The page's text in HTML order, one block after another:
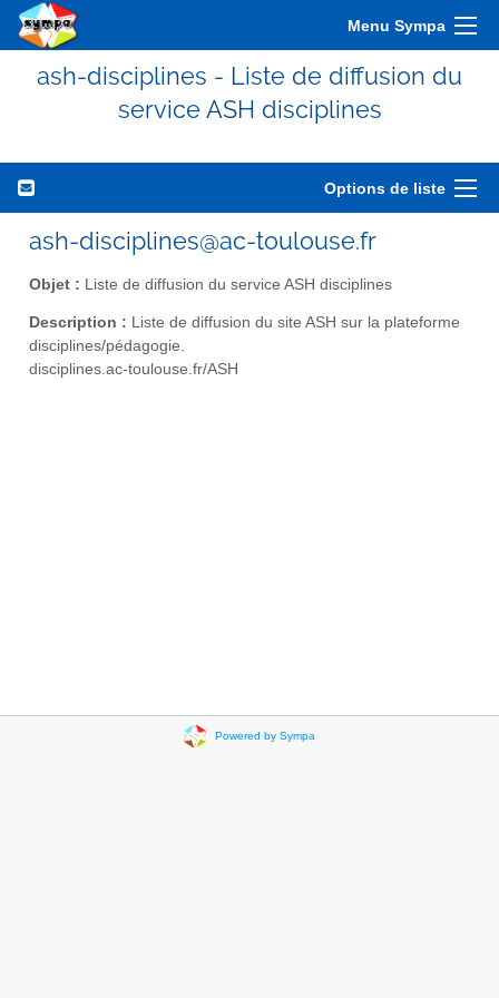
Menu Sympa
ash-disciplines - Liste de diffusion du
service ASH disciplines
Options de liste
ash-disciplines@ac-toulouse.fr
Objet : Liste de diffusion du service ASH disciplines
Description : Liste de diffusion du site ASH sur la plateforme
disciplines/pédagogie.
disciplines.ac-toulouse.fr/ASH
Powered by Sympa